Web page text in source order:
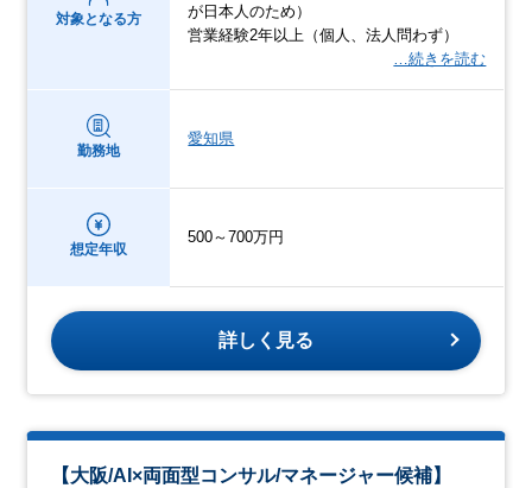
対象となる方
が日本人のため）
営業経験2年以上（個人、法人問わず）
…続きを読む
勤務地
愛知県
想定年収
500～700万円
詳しく見る
【大阪/AI×両面型コンサル/マネージャー候補】